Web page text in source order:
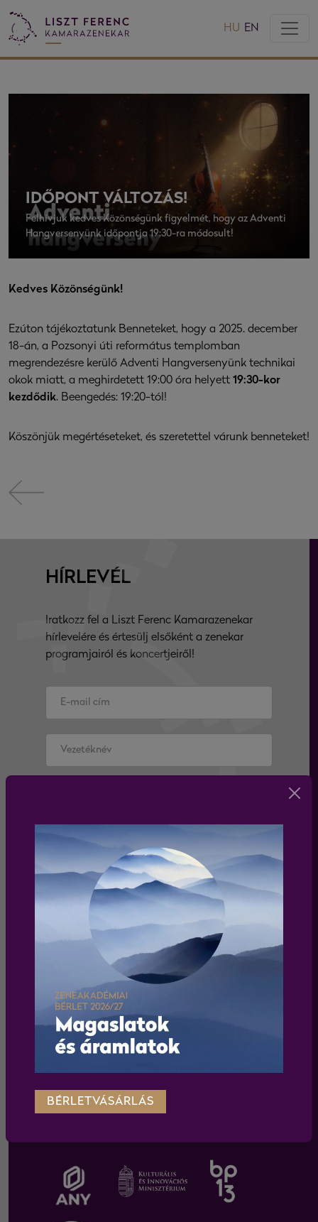
HU EN
IDŐPONT VÁLTOZÁS!
Felhívjuk kedves Közönségünk figyelmét, hogy az Adventi
Hangversenyünk időpontja 19:30-ra módosult!
Kedves Közönségünk!
Ezúton tájékoztatunk Benneteket, hogy a 2025. december
18-án, a Pozsonyi úti református templomban
megrendezésre kerülő Adventi Hangversenyünk technikai
okok miatt, a meghirdetett 19:00 óra helyett 19:30-kor
kezdődik. Beengedés: 19:20-tól!
Köszönjük megértéseteket, és szeretettel várunk benneteket!
HÍRLEVÉL
Iratkozz fel a Liszt Ferenc Kamarazenekar
hírlevelére és értesülj elsőként a zenekar
programjairól és koncertjeiről!
adatkezelési tájékoztatót
feliratkozás
WEBSHOP
Körülnézek a webshopban
BÉRLETVÁSÁRLÁS